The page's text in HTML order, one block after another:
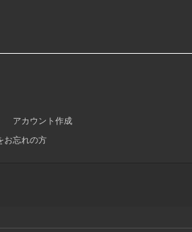
アカウント作成
お忘れの方